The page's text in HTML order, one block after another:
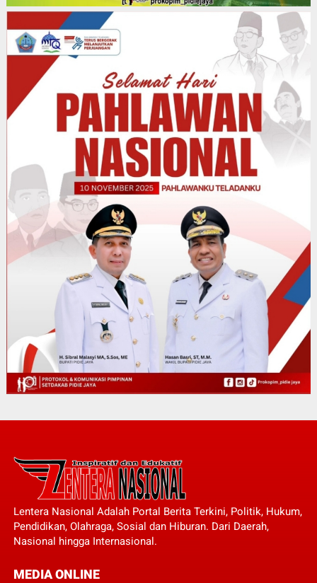
Lentera Nasional Adalah Portal Berita Terkini, Politik, Hukum,
Pendidikan, Olahraga, Sosial dan Hiburan. Dari Daerah,
Nasional hingga Internasional.
MEDIA ONLINE